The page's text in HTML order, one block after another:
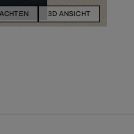
3D ANSICHT